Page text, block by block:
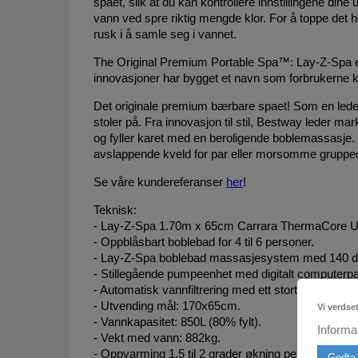
vann ved spre riktig mengde klor. For å toppe
rusk i å samle seg i vannet.
The Original Premium Portable Spa™: Lay-Z-Spa
innovasjoner har bygget et navn som forbrukerne
Det originale premium bærbare spaet! Som en
stoler på. Fra innovasjon til stil, Bestway leder
og fyller karet med en beroligende
avslappende kveld for par eller morsomme
Se våre kundereferanser her!
Teknisk:
- Lay-Z-Spa 1.70m x 65cm Carrara ThermaCore
- Oppblåsbart boblebad for 4 til 6 personer.
- Lay-Z-Spa boblebad massasjesystem med 140
- Stillegående pumpeenhet med digitalt
- Automatisk vannfiltrering med ett stort filter.
- Utvending mål: 170x65cm.
- Vannkapasitet: 850L (80% fylt).
- Vekt med vann: 882kg.
- Oppvarming 1,5 til 2 grader økning per time.
Vi